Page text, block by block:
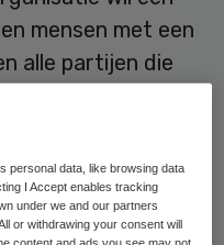
mensen met een
alle partijen die
verschillende
personal data, like browsing data
I Accept enables tracking
under we and our partners
or withdrawing your consent will